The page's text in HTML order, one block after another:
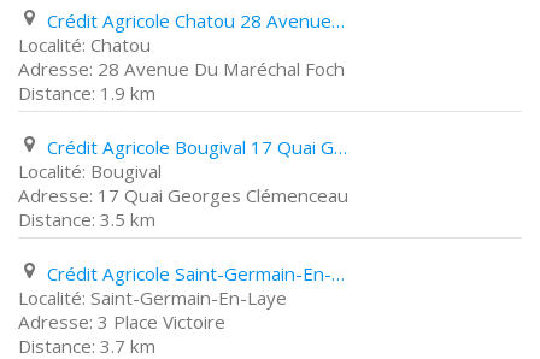
Crédit Agricole Chatou 28 Avenue Du Maréchal Foch
Chatou
28 Avenue Du Maréchal Foch
1.9 km
Crédit Agricole Bougival 17 Quai Georges Clémenceau
Bougival
17 Quai Georges Clémenceau
3.5 km
Crédit Agricole Saint-Germain-En-Laye 3 Place Victoire
Saint-Germain-En-Laye
3 Place Victoire
3.7 km